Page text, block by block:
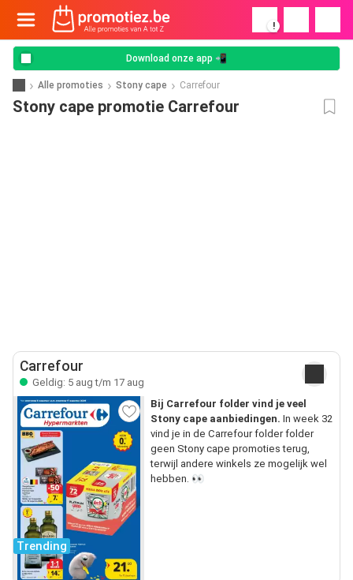
!
Download onze app 📲
Alle promoties Stony cape Carrefour
Stony cape promotie Carrefour
Carrefour
Geldig: 5 aug t/m 17 aug
Trending
Bij Carrefour folder vind je veel
Stony cape aanbiedingen. In week 32
vind je in de Carrefour folder folder
geen Stony cape promoties terug,
terwijl andere winkels ze mogelijk wel
hebben. 👀